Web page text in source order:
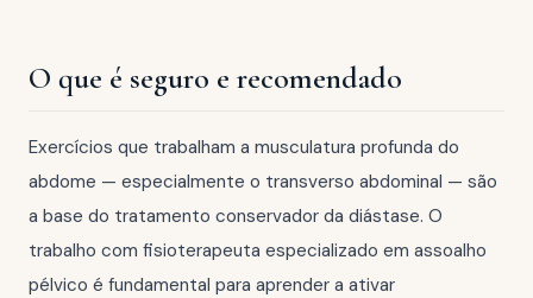
O que é seguro e recomendado
Exercícios que trabalham a musculatura profunda do
abdome — especialmente o transverso abdominal — são
a base do tratamento conservador da diástase. O
trabalho com fisioterapeuta especializado em assoalho
pélvico é fundamental para aprender a ativar